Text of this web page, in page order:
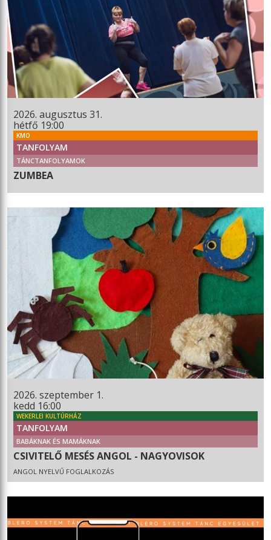
2026. augusztus 31.
hétfő 19:00
KMO
TANFOLYAM
TÁNCTANFOLYAMOK
ZUMBEA
2026. szeptember 1.
kedd 16:00
WEKERLEI KULTÚRHÁZ
TANFOLYAM
BABÁKNAK ÉS MAMÁKNAK
CSIVITELŐ MESÉS ANGOL - NAGYOVISOK
ANGOL NYELVŰ FOGLALKOZÁS